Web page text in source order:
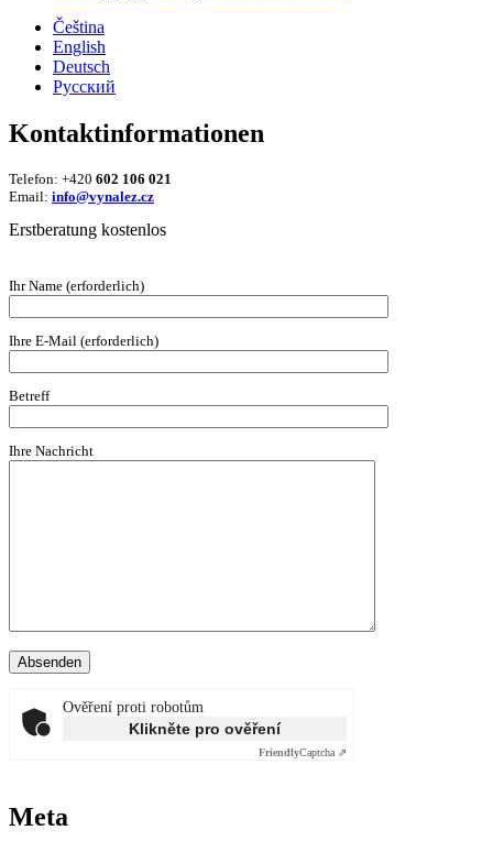
Čeština
English
Deutsch
Русский
Kontaktinformationen
Telefon: +420 602 106 021
Email: info@vynalez.cz
Erstberatung kostenlos
Ihr Name (erforderlich)
Ihre E-Mail (erforderlich)
Betreff
Ihre Nachricht
Ověření proti robotům
Klikněte pro ověření
FriendlyCaptcha ⇗
Meta